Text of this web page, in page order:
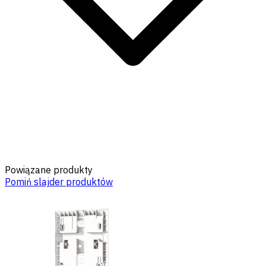
Powiązane produkty
Pomiń slajder produktów